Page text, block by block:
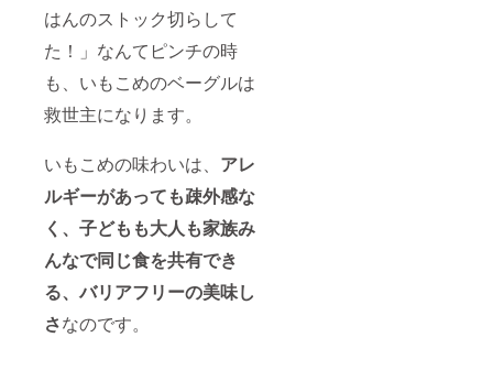
はんのストック切らして
た！」なんてピンチの時
も、いもこめのベーグルは
救世主になります。
いもこめの味わいは、 アレ
ルギーがあっても疎外感な
く、子どもも大人も家族み
んなで同じ食を共有でき
る、バリアフリーの美味し
さなのです。